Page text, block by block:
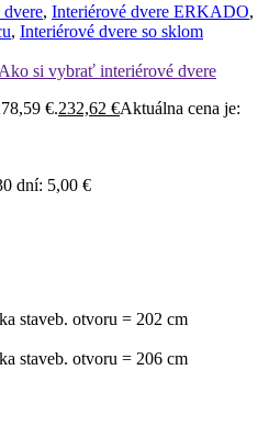
dvere, Interiérové dvere ERKADO,
, Interiérové dvere so sklom
Ako si vybrať interiérové dvere
€.232,62 €Aktuálna cena je:
dní: 5,00 €
staveb. otvoru = 202 cm
staveb. otvoru = 206 cm